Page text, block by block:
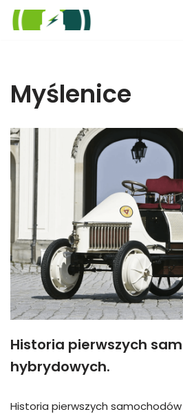
Myślenice
Historia pierwszych
hybrydowych.
Historia pierwszych